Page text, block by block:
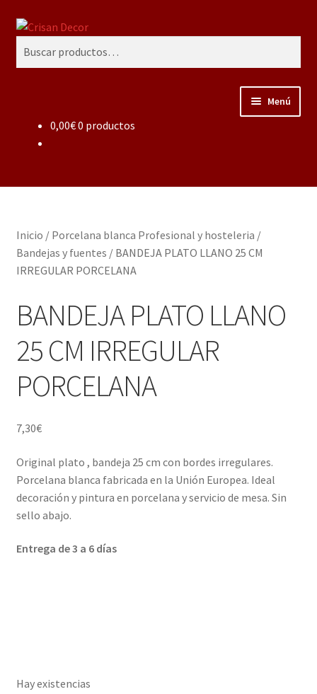
Ir
Ir
contenido
Buscar
Menú
Regalos infantiles, vajillas y canastillas bebé
Regalo personalizado, estuches copas grabadas, regalo
Accesorios de baños rústicos y modernos
Porcelana blanca Profesional y Hostelería
Pigmentos Porcelana y Vidrio, Mediums, material pintura
porcelana
Regalo personal chico-chica
Decoración, cuadros y espejos
0,00€0 productos
Inicio / Porcelana blanca Profesional y hosteleria /
Bandejas y fuentes / BANDEJA PLATO LLANO 25 CM
IRREGULAR PORCELANA
BANDEJA PLATO LLANO
25 CM IRREGULAR
PORCELANA
7,30€
Original plato , bandeja 25 cm con bordes irregulares.
Porcelana blanca fabricada en la Unión Europea. Ideal
decoración y pintura en porcelana y servicio de mesa. Sin
sello abajo.
Entrega de 3 a 6 días
Hay existencias